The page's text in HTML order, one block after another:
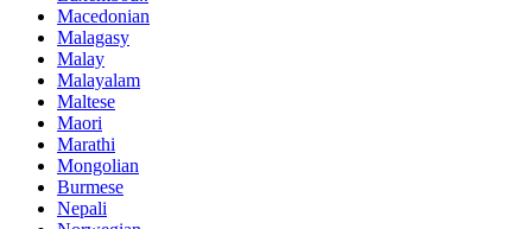
Macedonian
Malagasy
Malay
Malayalam
Maltese
Maori
Marathi
Mongolian
Burmese
Nepali